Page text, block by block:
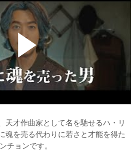
天才作曲家として名を馳せるハ・リ
魂を売る代わりに若さと才能を得た
チョンです。